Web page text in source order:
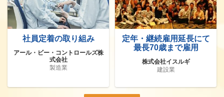
社員定着の取り組み
アール・ビー・コントロールズ株
式会社
製造業
定年・継続雇用延長にて
最長70歳まで雇用
株式会社イスルギ
建設業